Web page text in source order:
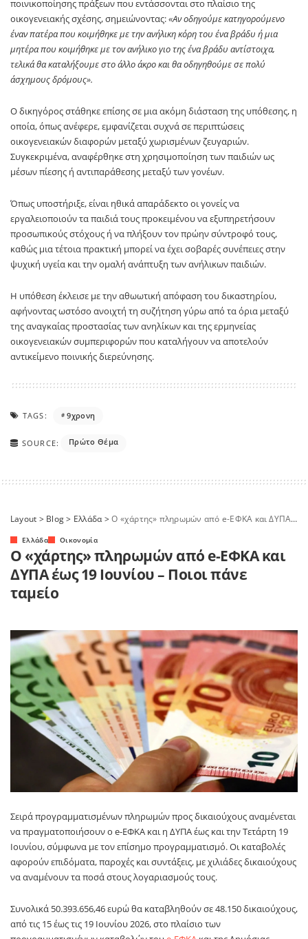
ποινικοποίησης πράξεων που εντάσσονται στο πλαίσιο της
οικογενειακής σχέσης, σημειώνοντας:«Αν οδηγούμε κατηγορούμενο
έναν πατέρα που κοιμήθηκε με την ανήλικη κόρη του ένα βράδυ ή μια
μητέρα που κοιμήθηκε με τον ανήλικο γιο της ένα βράδυ αντίστοιχα,
τελικά θα καταλήξουμε στο άλλο άκρο και θα οδηγηθούμε σε πολύ
άσχημους δρόμους».
Ο δικηγόρος στάθηκε επίσης σε μια ακόμη διάσταση της υπόθεσης, η
οποία, όπως ανέφερε, εμφανίζεται συχνά σε περιπτώσεις
οικογενειακών διαφορών μεταξύ χωρισμένων ζευγαριών.
Συγκεκριμένα, αναφέρθηκε στη χρησιμοποίηση των παιδιών ως
μέσων πίεσης ή αντιπαράθεσης μεταξύ των γονέων.
Όπως υποστήριξε, είναι ηθικά απαράδεκτο οι γονείς να
εργαλειοποιούν τα παιδιά τους προκειμένου να εξυπηρετήσουν
προσωπικούς στόχους ή να πλήξουν τον πρώην σύντροφό τους,
καθώς μια τέτοια πρακτική μπορεί να έχει σοβαρές συνέπειες στην
ψυχική υγεία και την ομαλή ανάπτυξη των ανήλικων παιδιών.
Η υπόθεση έκλεισε με την αθωωτική απόφαση του δικαστηρίου,
αφήνοντας ωστόσο ανοιχτή τη συζήτηση γύρω από τα όρια μεταξύ
της αναγκαίας προστασίας των ανηλίκων και της ερμηνείας
οικογενειακών συμπεριφορών που καταλήγουν να αποτελούν
αντικείμενο ποινικής διερεύνησης.
TAGS: 9χρονη
SOURCE: Πρώτο Θέμα
Layout > Blog> Ελλάδα>Ο «χάρτης» πληρωμών από e-ΕΦΚΑ και ΔΥΠΑ έως 19 Ιουνίου – Ποιοι πάνε ταμείο
Ελλάδα Οικονομία
Ο «χάρτης» πληρωμών από e-ΕΦΚΑ και
ΔΥΠΑ έως 19 Ιουνίου – Ποιοι πάνε
ταμείο
Σειρά προγραμματισμένων πληρωμών προς δικαιούχους αναμένεται
να πραγματοποιήσουν ο e-ΕΦΚΑ και η ΔΥΠΑέως και την Τετάρτη 19
Ιουνίου, σύμφωνα με τον επίσημο προγραμματισμό. Οι καταβολές
αφορούν επιδόματα, παροχές και συντάξεις, με χιλιάδες δικαιούχους
να αναμένουν τα ποσά στους λογαριασμούς τους.
Συνολικά 50.393.656,46 ευρώ θα καταβληθούν σε 48.150 δικαιούχους,
από τις 15 έως τις 19 Ιουνίου 2026, στο πλαίσιο των